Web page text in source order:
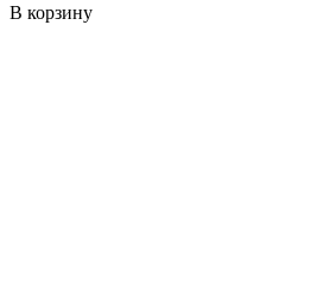
В корзину